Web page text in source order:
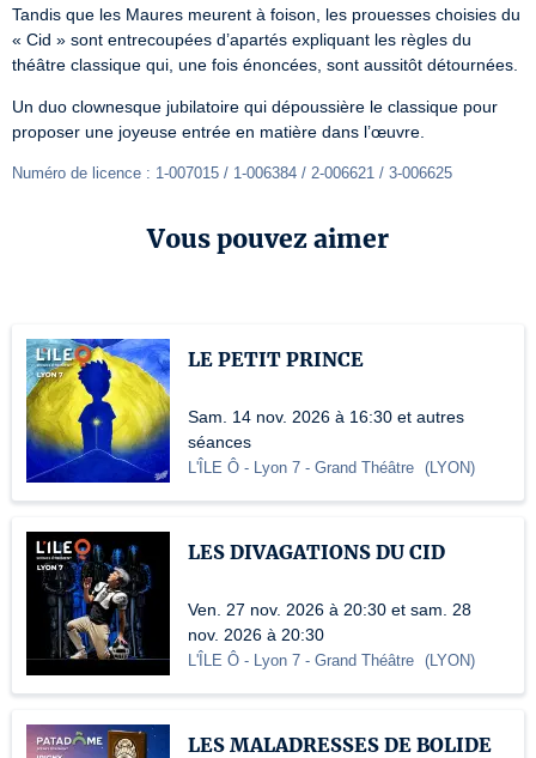
Tandis que les Maures meurent à foison, les prouesses choisies du
« Cid » sont entrecoupées d’apartés expliquant les règles du
théâtre classique qui, une fois énoncées, sont aussitôt détournées.
Un duo clownesque jubilatoire qui dépoussière le classique pour
proposer une joyeuse entrée en matière dans l’œuvre.
Numéro de licence : 1-007015 / 1-006384 / 2-006621 / 3-006625
Vous pouvez aimer
LE PETIT PRINCE
Sam. 14 nov. 2026 à 16:30 et autres
séances
L'ÎLE Ô - Lyon 7 - Grand Théâtre (LYON)
LES DIVAGATIONS DU CID
Ven. 27 nov. 2026 à 20:30 et sam. 28
nov. 2026 à 20:30
L'ÎLE Ô - Lyon 7 - Grand Théâtre (LYON)
LES MALADRESSES DE BOLIDE